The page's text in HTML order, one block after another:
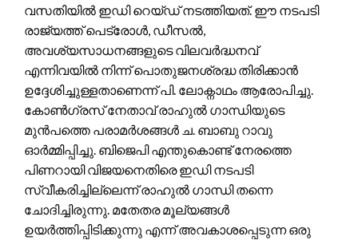
വസതിയിൽ ഇഡി റെയ്ഡ് നടത്തിയത്. ഈ നടപടി
രാജ്യത്ത് പെട്രോൾ, ഡീസൽ,
അവശ്യസാധനങ്ങളുടെ വിലവർദ്ധനവ്
എന്നിവയിൽ നിന്ന് പൊതുജനശ്രദ്ധ തിരിക്കാൻ
ഉദ്ദേശിച്ചുള്ളതാണെന്ന് പി. ലോക്നാഥം ആരോപിച്ചു.
കോൺഗ്രസ് നേതാവ് രാഹുൽ ഗാന്ധിയുടെ
മുൻപത്തെ പരാമർശങ്ങൾ ച. ബാബു റാവു
ഓർമ്മിപ്പിച്ചു. ബിജെപി എന്തുകൊണ്ട് നേരത്തെ
പിണറായി വിജയനെതിരെ ഇഡി നടപടി
സ്വീകരിച്ചില്ലെന്ന് രാഹുൽ ഗാന്ധി തന്നെ
ചോദിച്ചിരുന്നു. മതേതര മൂല്യങ്ങൾ
ഉയർത്തിപ്പിടിക്കുന്നു എന്ന് അവകാശപ്പെടുന്ന ഒരു